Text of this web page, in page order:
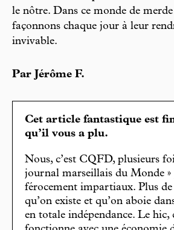
le nôtre. Dans ce monde de
façonnons chaque jour à leur
invivable.
Par Jérôme F.
Cet article fantastique est
qu’il vous a plu.
Nous, c’est CQFD, plusieurs
journal marseillais du Monde »
férocement impartiaux. Plus
qu’on existe et qu’on aboie
en totale indépendance. Le hic,